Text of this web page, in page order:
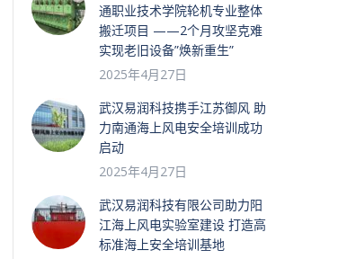
通职业技术学院轮机专业整体
搬迁项目 ——2个月攻坚克难
实现老旧设备”焕新重生”
2025年4月27日
武汉易润科技携手江苏御风 助
力南通海上风电安全培训成功
启动
2025年4月27日
武汉易润科技有限公司助力阳
江海上风电实验室建设 打造高
标准海上安全培训基地